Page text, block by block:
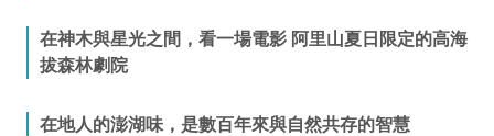
在神木與星光之間，看一場電影 阿里山夏日限定的高海
拔森林劇院
在地人的澎湖味，是數百年來與自然共存的智慧